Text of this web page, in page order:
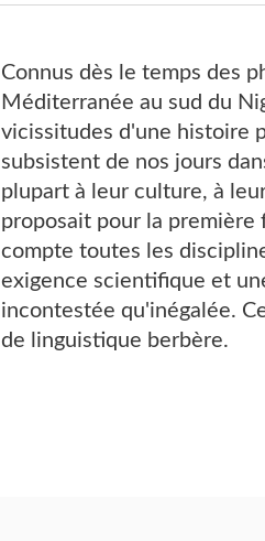
Connus dès le temps des
Méditerranée au sud du
vicissitudes d'une histoire
subsistent de nos jours
plupart à leur culture, à
proposait pour la
compte toutes les
exigence scientifique et
incontestée qu'inégalée.
de linguistique berbère.